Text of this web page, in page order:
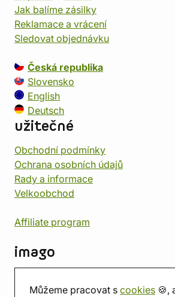
Můžeme pracovat s cookies 🍪,
Jak balíme zásilky
Reklamace a vrácení
Sledovat objednávku
Česká republika
Slovensko
English
Deutsch
užitečné
Obchodní podmínky
Ochrana osobních údajů
Rady a informace
Velkoobchod
Affiliate program
imago
Prodejna